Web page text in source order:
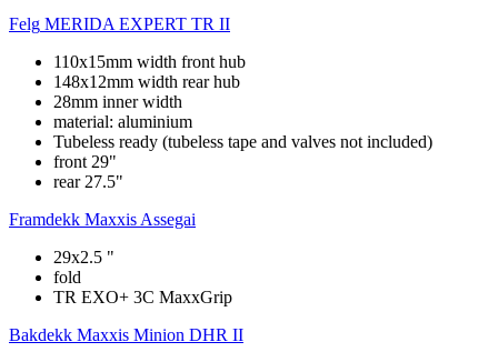
Felg MERIDA EXPERT TR II
110x15mm width front hub
148x12mm width rear hub
28mm inner width
material: aluminium
Tubeless ready (tubeless tape and valves not included)
front 29"
rear 27.5"
Framdekk Maxxis Assegai
29x2.5 "
fold
TR EXO+ 3C MaxxGrip
Bakdekk Maxxis Minion DHR II